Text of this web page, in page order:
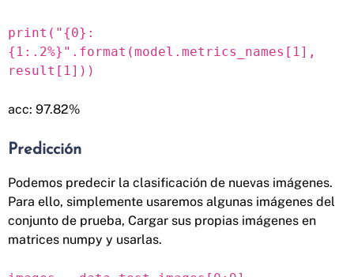
print("{0}:
{1:.2%}".format(model.metrics_names[1],
result[1]))
acc: 97.82%
Predicción
Podemos predecir la clasificación de nuevas imágenes.
Para ello, simplemente usaremos algunas imágenes del
conjunto de prueba, Cargar sus propias imágenes en
matrices numpy y usarlas.